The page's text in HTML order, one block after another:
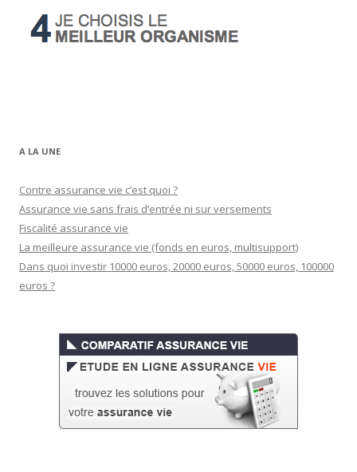
A LA UNE
Contre assurance vie c’est quoi ?
Assurance vie sans frais d’entrée ni sur versements
Fiscalité assurance vie
La meilleure assurance vie (fonds en euros, multisupport)
Dans quoi investir 10000 euros, 20000 euros, 50000 euros, 100000
euros ?